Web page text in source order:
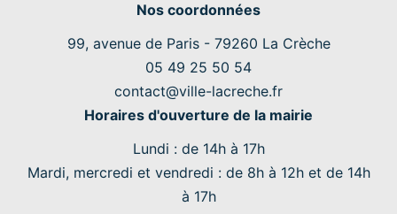
Nos coordonnées
99, avenue de Paris - 79260 La Crèche
05 49 25 50 54
contact@ville-lacreche.fr
Horaires d'ouverture de la mairie
Lundi : de 14h à 17h
Mardi, mercredi et vendredi : de 8h à 12h et de 14h
à 17h